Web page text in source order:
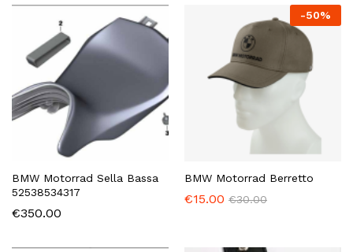
BMW Motorrad Sella Bassa
52538534317
€350.00
-50%
BMW Motorrad Berretto
€15.00 €30.00